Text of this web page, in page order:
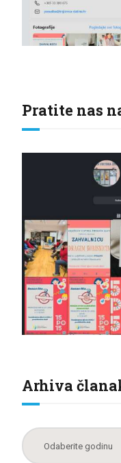
Pratite nas
Arhiva